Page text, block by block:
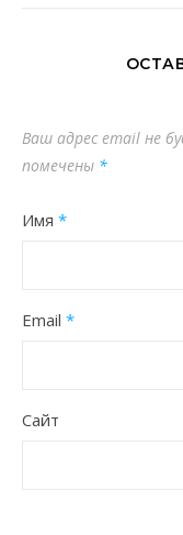
Ваш адрес email не
помечены *
Имя *
Email *
Сайт